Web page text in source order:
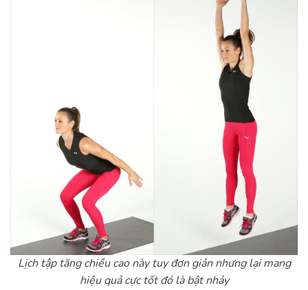
Lịch tập tăng chiều cao này tuy đơn giản nhưng lại mang
hiệu quả cực tốt đó là bật nhảy